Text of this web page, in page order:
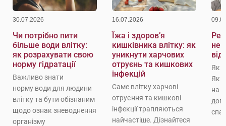
30.07.2026
Чи потрібно пити
більше води влітку:
як розрахувати свою
норму гідратації
Важливо знати
норму води для людини
влітку та бути обізнаним
щодо ознак зневоднення
організму
16.07.2026
Їжа і здоров’я
кишківника влітку: як
уникнути харчових
отруєнь та кишкових
інфекцій
Саме влітку харчові
отруєння та кишкові
інфекції трапляються
найчастіше. Дізнайтеся
не
Як
Як
на